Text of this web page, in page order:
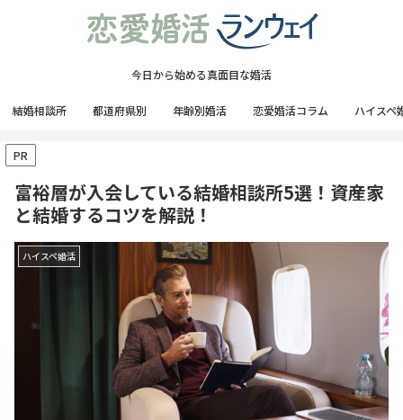
今日から始める真面目な婚活
結婚相談所 都道府県別 年齢別婚活 恋愛婚活コラム ハイスペ
PR
富裕層が入会している結婚相談所5選！資産家
と結婚するコツを解説！
ハイスペ婚活